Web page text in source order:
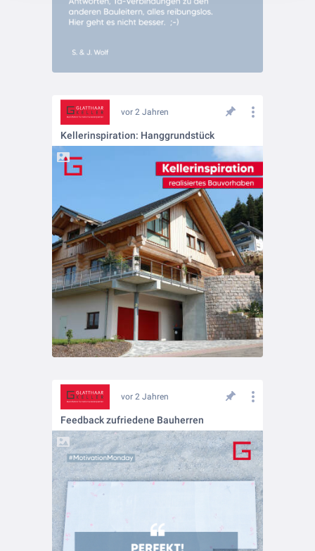
vor 2 Jahren
Kellerinspiration: Hanggrundstück
vor 2 Jahren
Feedback zufriedene Bauherren